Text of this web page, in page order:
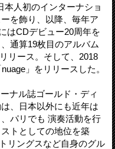
本人初のインターナショ
を飾り、以降、毎年ア
はCDデビュー20周年を
通算19枚目のアルバム
リース。そして、2018
」をリリースした。
ナル誌ゴールド・ディ
、日本以外にも近年は
パリでも 演奏活動を行
トとしての地位を築
リングスなど自身のグル